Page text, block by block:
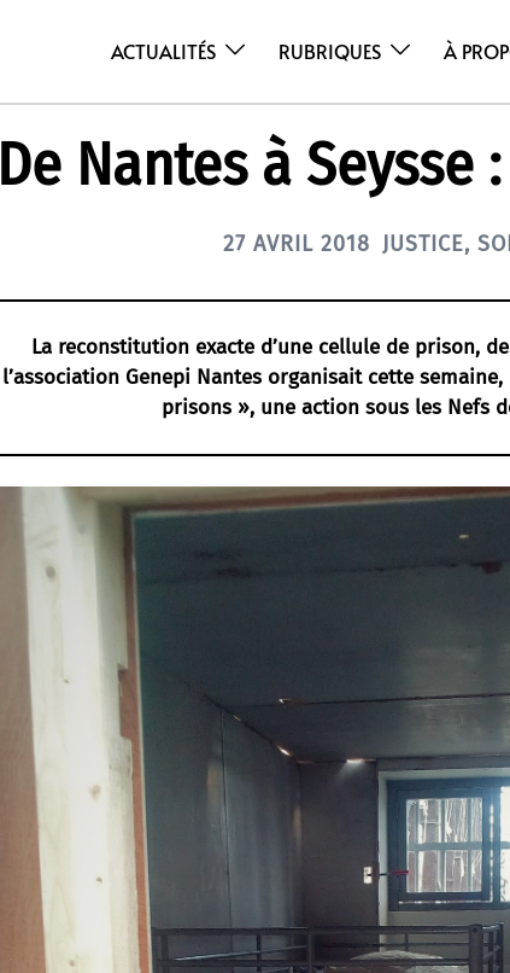
ACTUALITÉS RUBRIQUES À
De Nantes à
27 AVRIL 2018 JUSTICE,
La reconstitution exacte d’une cellule de prison,
l’association Genepi Nantes organisait cette
prisons », une action sous les Nefs